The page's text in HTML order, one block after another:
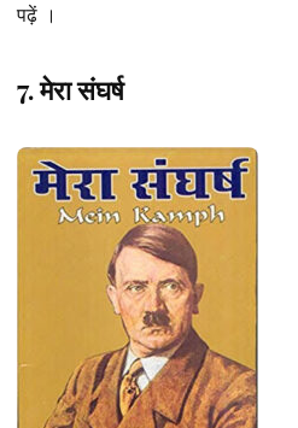
पढ़ें ।
7. मेरा संघर्ष